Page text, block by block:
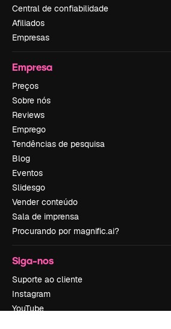
Central de confiabilidade
Afiliados
Empresas
Empresa
Preços
Sobre nós
Reviews
Emprego
Tendências de pesquisa
Blog
Eventos
Slidesgo
Vender conteúdo
Sala de imprensa
Procurando por magnific.ai?
Siga-nos
Suporte ao cliente
Instagram
YouTube